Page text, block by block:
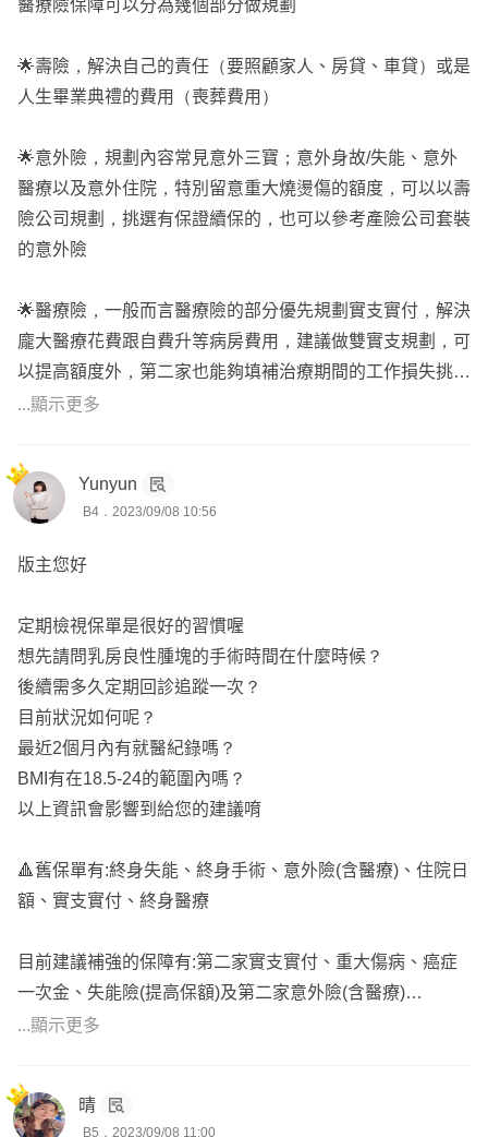
醫療險保障可以分為幾個部分做規劃
🌟壽險，解決自己的責任（要照顧家人、房貸、車貸）或是
人生畢業典禮的費用（喪葬費用）
🌟意外險，規劃內容常見意外三寶；意外身故/失能、意外
醫療以及意外住院，特別留意重大燒燙傷的額度，可以以壽
險公司規劃，挑選有保證續保的，也可以參考產險公司套裝
的意外險
🌟醫療險，一般而言醫療險的部分優先規劃實支實付，解決
龐大醫療花費跟自費升等病房費用，建議做雙實支規劃，可
以提高額度外，第二家也能夠填補治療期間的工作損失挑
選，建議可以副本理賠、沒有手術2-2-7限制的，推薦全球X
但多數目前對於門診手術都有2-2-7限制
會推薦中壽好康泰或是台新實支
🌟重大傷病險及癌症險，現在文明疾病、癌症年輕化，抑或
大花費，當作緊急預備金使用，挑選一次金給付的重大傷病
險跟癌症險，重大傷病憑卡理賠，認定快速，重大傷病推薦
全球XDE、台壽CIR4，癌症一次金推薦台壽YCD、遠雄CJ
2、中壽好活力
🌟失能險，用來解決疾病或意外導演失能需要被照顧的花
費，或是無法工作的薪水損失，經歷過去幾次失能停售，目
險額度，有保本功能，所以保費較貴，其他公司都剩下定期
型的失能險，可以參考安達國際一路相挺專案、一路照護，
想請問腫塊切除距離現在多久了呢?
是會影響您後續投保的因素喔
主約不用專案投保，附上相關手術病歷以利投保評估審核
...顯示更多
Yunyun
B4．2023/09/08 10:56
版主您好
定期檢視保單是很好的習慣喔
想先請問乳房良性腫塊的手術時間在什麼時候？
後續需多久定期回診追蹤一次？
目前狀況如何呢？
最近2個月內有就醫紀錄嗎？
BMI有在18.5-24的範圍內嗎？
以上資訊會影響到給您的建議唷
🔺舊保單有:終身失能、終身手術、意外險(含醫療)、住院日
額、實支實付、終身醫療
目前建議補強的保障有:第二家實支實付、重大傷病、癌症
一次金、失能險(提高保額)及第二家意外險(含醫療)
以現在的條款來看，建議可以優先規劃中壽的實支實付+癌
症一次金及第二家意外險(含醫療)
...顯示更多
晴
B5．2023/09/08 11:00